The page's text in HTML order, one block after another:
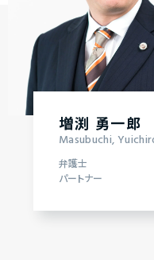
増渕 勇一郎
Masubuchi,
弁護士
パートナー